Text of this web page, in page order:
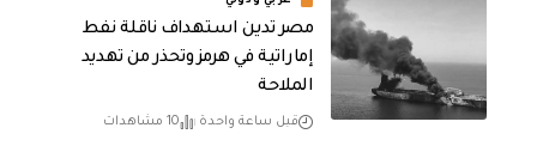
مصر تدين استهداف ناقلة نفط
إماراتية في هرمز وتحذر من تهديد
الملاحة
قبل ساعة واحدة 10 مشاهدات